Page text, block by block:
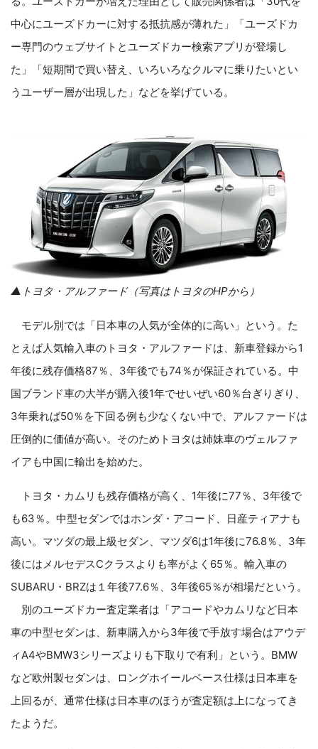
中心にユーズドカーに対する抵抗感が薄れた」「ユーズドカ
ー専門のウェブサイトとユーズドカー検索アプリが登場し
た」「短期間で買い替え、いろいろなクルマに乗りたいとい
うユーザー層が出現した」などを挙げている。
▲トヨタ・アルファード（写真はトヨタのHPから）
モデル別では「日本車の人気が全体的に高い」という。た
とえば人気輸入車のトヨタ・アルファードは、新車登録から1
年後に残存価格87％、3年後でも74％が保証されている。中
国ブランド車の大半が購入後1年でせいぜい60％台ぎりぎり、
3年乗れば50％を下回る例も少なくない中で、アルファードは
圧倒的に価値が高い。そのためトヨタは姉妹車のヴェルファ
イアも中国に輸出を始めた。
トヨタ・カムリも残存価格が高く、1年後に77％、3年後で
も63％。中型セダンではホンダ・アコード、日産ティアナも
高い。マツダの最上級セダン、マツダ6は1年後に76.8％、3年
後にはメルセデスCクラスよりも率がよく65％。輸入車の
SUBARU・BRZは１年後77.6％、3年後65％が相場だという。
別のユーズドカー査定業者は「アコードやカムリなど日本
車の中型セダンは、新車購入から3年後で手放す場合はアウデ
ィA4やBMW3シリーズよりも下取りで有利」という。BMW
など欧州製セダンは、ロングホイールベース仕様は日本車を
上回るが、通常仕様は日本車のほうが査定額は上になってき
たようだ。